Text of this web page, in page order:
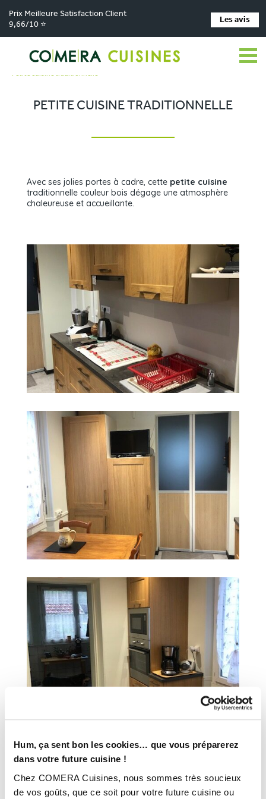
Hum, ça sent bon les cookies… que vous préparerez
dans votre future cuisine !
Chez COMERA Cuisines, nous sommes très soucieux
de vos goûts, que ce soit pour votre future cuisine ou
Prix Meilleure Satisfaction Client
9,66/10 ⭐
Les avis
Comera Cuisines > Nos magasins de cuisine >
Cuisiniste FLEURY-LES-AUBRAIS > Réalisations >
Petite cuisine traditionnelle
PETITE CUISINE TRADITIONNELLE
Avec ses jolies portes à cadre, cette petite cuisine
traditionnelle couleur bois dégage une atmosphère
chaleureuse et accueillante.
INFORMATIONS
TECHNIQUES :